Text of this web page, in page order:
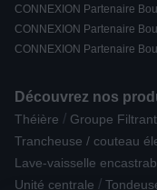
CONNEXION Partenaire
CONNEXION Partenaire
CONNEXION Partenaire
Découvrez nos
Théière / Groupe Filtrant
Trancheuse / couteau
Lave-vaisselle
Unité centrale /